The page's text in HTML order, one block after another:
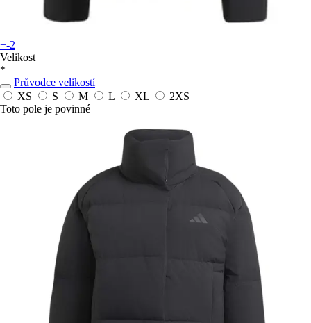
+-2
Velikost
*
Průvodce velikostí
XS
S M L XL
2XS
Toto pole je povinné